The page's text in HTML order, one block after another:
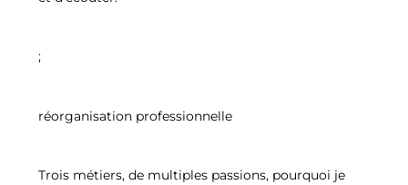
;
réorganisation professionnelle
Trois métiers, de multiples passions, pourquoi je